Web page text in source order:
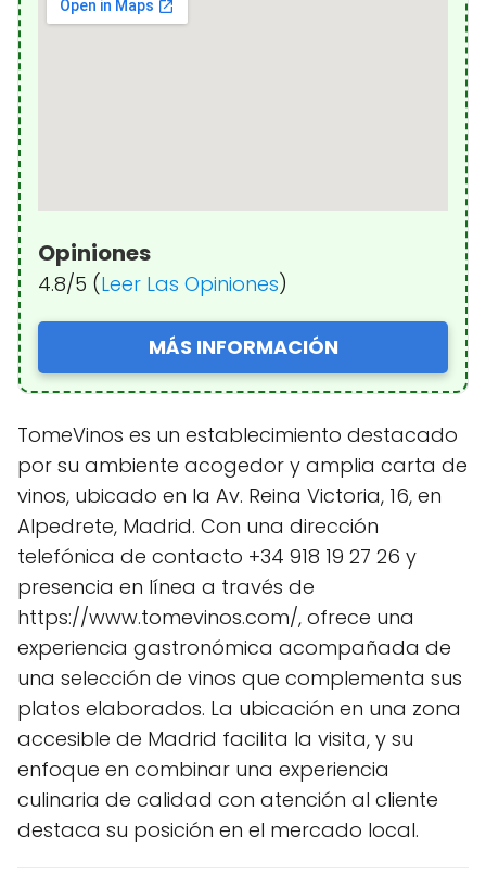
Opiniones
4.8/5 (Leer Las Opiniones)
MÁS INFORMACIÓN
TomeVinos es un establecimiento destacado
por su ambiente acogedor y amplia carta de
vinos, ubicado en la Av. Reina Victoria, 16, en
Alpedrete, Madrid. Con una dirección
telefónica de contacto +34 918 19 27 26 y
presencia en línea a través de
https://www.tomevinos.com/, ofrece una
experiencia gastronómica acompañada de
una selección de vinos que complementa sus
platos elaborados. La ubicación en una zona
accesible de Madrid facilita la visita, y su
enfoque en combinar una experiencia
culinaria de calidad con atención al cliente
destaca su posición en el mercado local.